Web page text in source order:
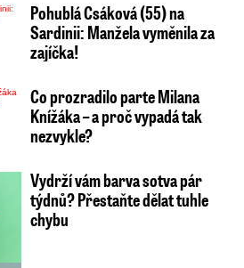
Pohublá Csáková (55) na
Sardinii: Manžela vyměnila za
zajíčka!
Co prozradilo parte Milana
Knížáka – a proč vypadá tak
nezvykle?
Vydrží vám barva sotva pár
týdnů? Přestaňte dělat tuhle
chybu